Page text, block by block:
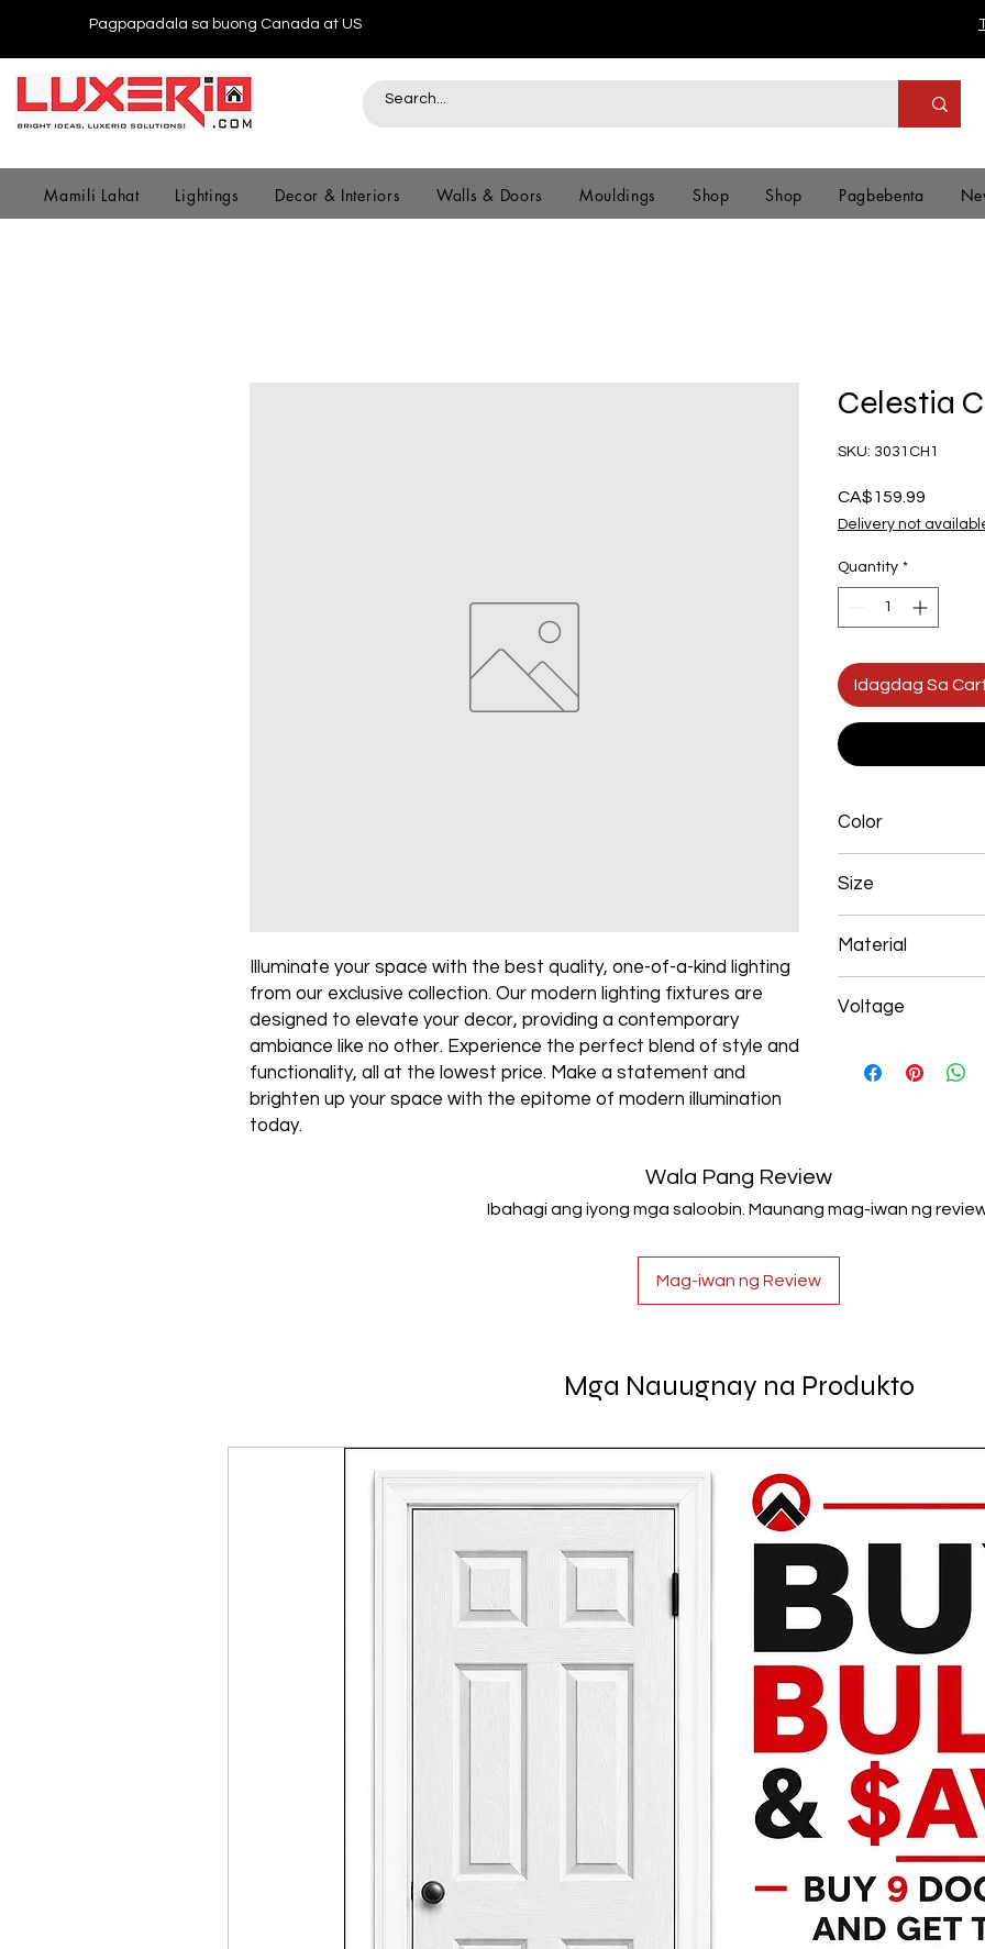
Pagpapadala sa buong Canada at US
Mamili Lahat Lightings Decor & Interiors Walls & Doors Mouldings Shop Shop Pagbebenta
Illuminate your space with the best quality, one-of-a-kind lighting
from our exclusive collection. Our modern lighting fixtures are
designed to elevate your decor, providing a contemporary
ambiance like no other. Experience the perfect blend of style and
functionality, all at the lowest price. Make a statement and
brighten up your space with the epitome of modern illumination
today.
Celestia
SKU: 3031CH1
CA$159.99
Delivery not
Quantity *
Idagdag Sa
Color
Size
Material
Voltage
Wala Pang Review
Ibahagi ang iyong mga saloobin. Maunang mag-iwan ng
Mag-iwan ng Review
Mga Nauugnay na Produkto